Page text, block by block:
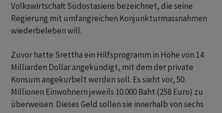
Volkswirtschaft Südostasiens bezeichnet, die seine
Regierung mit umfangreichen Konjunkturmassnahmen
wiederbeleben will.
Zuvor hatte Srettha ein Hilfsprogramm in Höhe von 14
Milliarden Dollar angekündigt, mit dem der private
Konsum angekurbelt werden soll. Es sieht vor, 50
Millionen Einwohnern jeweils 10.000 Baht (258 Euro) zu
überweisen. Dieses Geld sollen sie innerhalb von sechs